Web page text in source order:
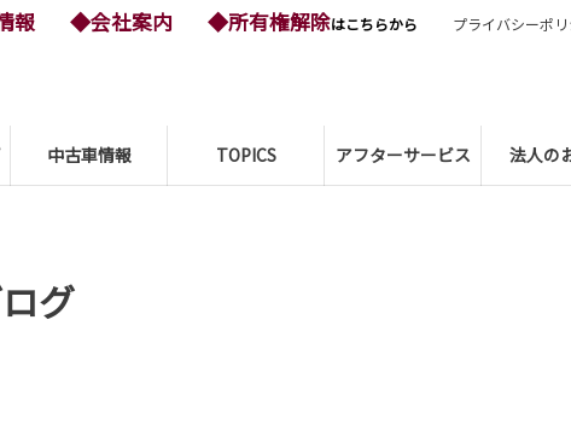
中古車情報 TOPICS アフターサービス 法人の
報 ◆会社案内 ◆所有権解除はこちらから プライバシーポ
グ